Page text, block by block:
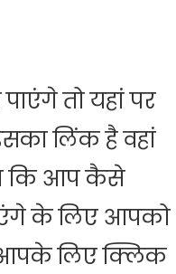
तो यहां पर
लिंक है वहां
कि आप कैसे
के लिए आपको
लिए क्लिक